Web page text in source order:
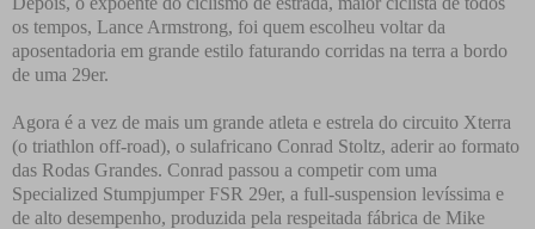
os tempos, Lance Armstrong, foi quem escolheu voltar da
aposentadoria em grande estilo faturando corridas na terra a bordo
de uma 29er.
Agora é a vez de mais um grande atleta e estrela do circuito Xterra
(o triathlon off-road), o sulafricano Conrad Stoltz, aderir ao formato
das Rodas Grandes. Conrad passou a competir com uma
Specialized Stumpjumper FSR 29er, a full-suspension levíssima e
de alto desempenho, produzida pela respeitada fábrica de Mike